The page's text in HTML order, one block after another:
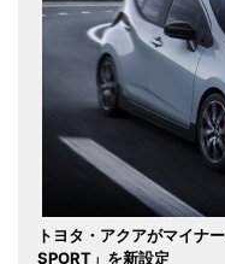
トヨタ・アクアがマイナ
SPORT」を新設定